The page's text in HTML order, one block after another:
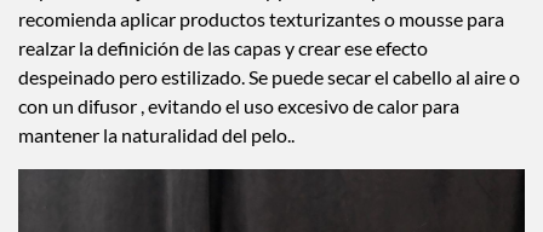
importante dejar acomodado y peinado tu pelo. Se
recomienda aplicar productos texturizantes o mousse para
realzar la definición de las capas y crear ese efecto
despeinado pero estilizado. Se puede secar el cabello al aire o
con un difusor , evitando el uso excesivo de calor para